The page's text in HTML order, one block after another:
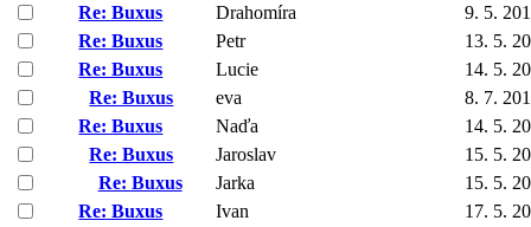
Re: Buxus
Drahomíra
9. 5.
Re: Buxus
Petr
13. 5.
Re: Buxus
Lucie
14. 5.
Re: Buxus
eva
8. 7.
Re: Buxus
Naďa
14. 5.
Re: Buxus
Jaroslav
15. 5.
Re: Buxus
Jarka
15. 5.
Re: Buxus
Ivan
17. 5.